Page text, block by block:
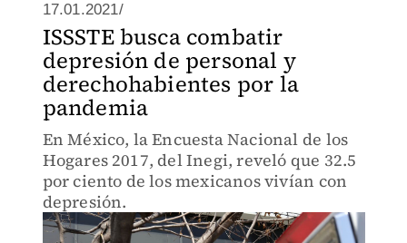
17.01.2021/
ISSSTE busca combatir
depresión de personal y
derechohabientes por la
pandemia
En México, la Encuesta Nacional de los
Hogares 2017, del Inegi, reveló que 32.5
por ciento de los mexicanos vivían con
depresión.